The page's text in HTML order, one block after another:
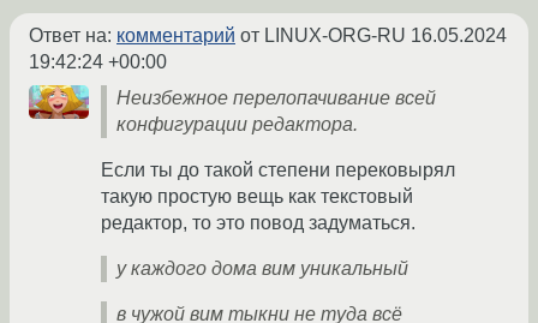
Ответ на: комментарий от LINUX-ORG-RU 16.05.2024
19:42:24 +00:00
Неизбежное перелопачивание всей
конфигурации редактора.
Если ты до такой степени перековырял
такую простую вещь как текстовый
редактор, то это повод задуматься.
у каждого дома вим уникальный
в чужой вим тыкни не туда всё